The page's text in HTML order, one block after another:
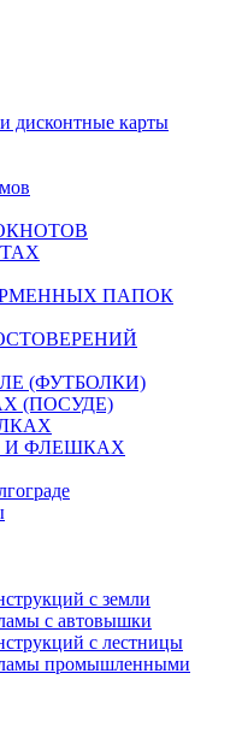
дисконтные карты
ПАПОК
(ФУТБОЛКИ)
(ПОСУДЕ)
И ФЛЕШКАХ
с земли
с автовышки
с лестницы
промышленными